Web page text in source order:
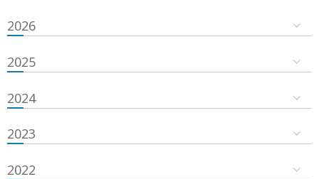
2026
2025
2024
2023
2022